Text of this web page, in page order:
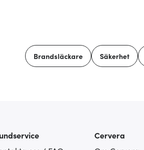
Brandsläckare Säkerhet
Cervera